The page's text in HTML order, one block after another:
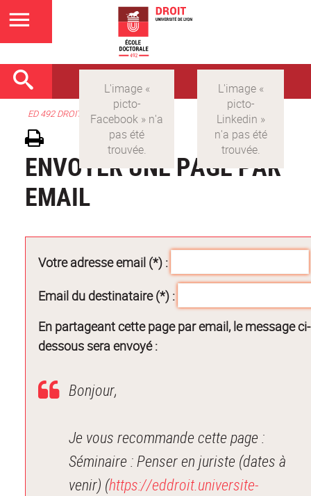
ED 492 DROIT
ENVOYER UNE PAGE PAR
EMAIL
Votre adresse email (*) :
Email du destinataire (*) :
En partageant cette page par email, le message ci-
dessous sera envoyé :
Bonjour,
Je vous recommande cette page :
Séminaire : Penser en juriste (dates à
venir) (https://eddroit.universite-